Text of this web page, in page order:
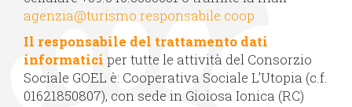
agenzia@turismo.responsabile.coop
Il responsabile del trattamento dati
informatici per tutte le attività del Consorzio
Sociale GOEL è: Cooperativa Sociale L'Utopia (c.f.
01621850807), con sede in Gioiosa Ionica (RC)